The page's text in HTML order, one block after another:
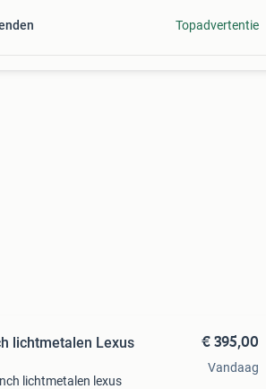
Topadvertentie
lichtmetalen Lexus
lichtmetalen lexus
€ 395,00
Vandaag